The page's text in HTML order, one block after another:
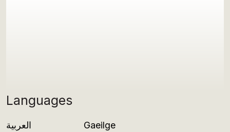
Languages
العربية
Gaeilge